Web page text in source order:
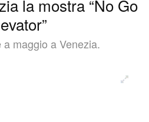
la mostra “No Go
maggio a Venezia.